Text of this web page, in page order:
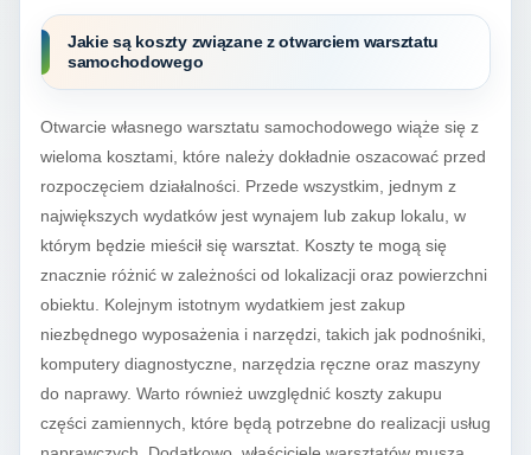
Jakie są koszty związane z otwarciem warsztatu
samochodowego
Otwarcie własnego warsztatu samochodowego wiąże się z
wieloma kosztami, które należy dokładnie oszacować przed
rozpoczęciem działalności. Przede wszystkim, jednym z
największych wydatków jest wynajem lub zakup lokalu, w
którym będzie mieścił się warsztat. Koszty te mogą się
znacznie różnić w zależności od lokalizacji oraz powierzchni
obiektu. Kolejnym istotnym wydatkiem jest zakup
niezbędnego wyposażenia i narzędzi, takich jak podnośniki,
komputery diagnostyczne, narzędzia ręczne oraz maszyny
do naprawy. Warto również uwzględnić koszty zakupu
części zamiennych, które będą potrzebne do realizacji usług